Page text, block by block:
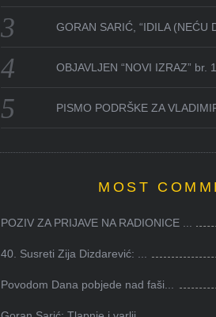
GORAN SARIĆ, “IDILA (NEĆU
OBJAVLJEN “NOVI IZRAZ” br.
PISMO PODRŠKE ZA
MOST
POZIV ZA PRIJAVE NA RADIONICE ...
40. Susreti Zija Dizdarević: ...
Povodom Dana pobjede nad faši...